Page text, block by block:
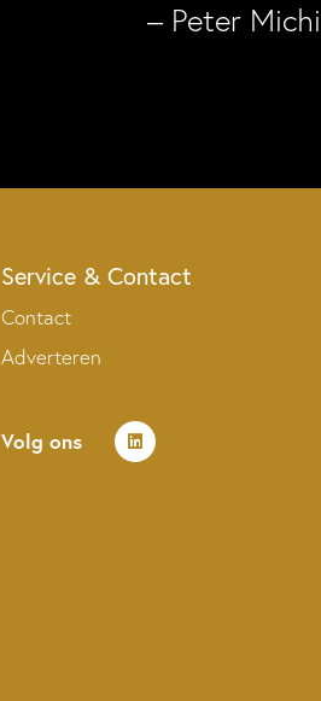
– Peter
Service & Contact
Contact
Adverteren
Volg ons